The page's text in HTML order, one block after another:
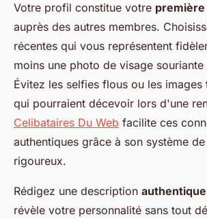
Votre profil constitue votre
auprès des autres membres.
récentes qui vous représentent
moins une photo de visage
Évitez les selfies flous ou les
qui pourraient décevoir lors d'une
Celibataires Du Web facilite ces
authentiques grâce à son système
rigoureux.
Rédigez une description
révèle votre personnalité sans tout